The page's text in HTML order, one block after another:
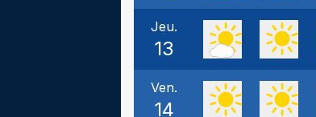
Jeu.
13
Ven.
14